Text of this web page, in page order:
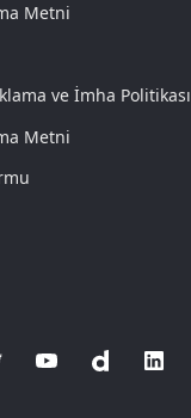
Metni
ve İmha Politikası
Metni